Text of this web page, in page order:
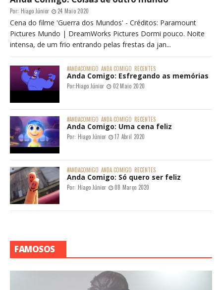
Por: Hiago Júnior 24 Maio 2020
Cena do filme 'Guerra dos Mundos' - Créditos: Paramount
Pictures Mundo | DreamWorks Pictures Dormi pouco. Noite
intensa, de um frio entrando pelas frestas da jan...
#ANDACOMIGO ANDA COMIGO RECENTES
Anda Comigo: Esfregando as memórias
Por:Hiago Júnior 02 Maio 2020
#ANDACOMIGO ANDA COMIGO RECENTES
Anda Comigo: Uma cena feliz
Por: Hiago Júnior 17 Abril 2020
#ANDACOMIGO ANDA COMIGO RECENTES
Anda Comigo: Só quero ser feliz
Por: Hiago Júnior 08 Março 2020
FAMOSOS